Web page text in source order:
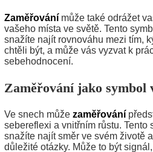
Zaměřování může také odrážet
vašeho místa ve světě. Tento
snažíte najít rovnováhu mezi tím,
chtěli být, a může vás vyzvat k
sebehodnocení.
Zaměřování jako symbol
Ve snech může zaměřování
sebereflexi a vnitřním růstu. Tento
snažíte najít směr ve svém životě
důležité otázky. Může to být